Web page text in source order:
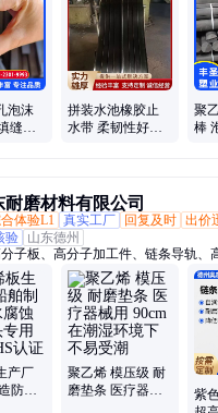
聚氨酯结构胶、聚乙烯闭孔泡条、泡
封膏、塑料板、填缝材料、玻璃垫棒
胶、自流平灌封胶、高弹性防水胶、
填缝条
泡沫
缝板
拼装水池橡胶止
水带 柔韧性好易
聚
棒
磨材料有限公司
体验L1 真实工厂 回复及时 出价
验
山东德州
子板、高分子加工件、链条导轨、
板、聚乙烯链条导轨、超高分子聚乙
烯滑块、PP板、pe板、陶瓷衬板、高
板、支腿垫板、含油mc尼龙板、尼龙
塑料加工件、尼龙板、高分子板加工
产厂
防海
聚乙烯 模压级 耐
磨垫条 医疗器械
紫